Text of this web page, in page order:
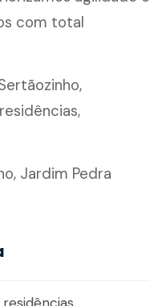
com total
Jardim Pedra